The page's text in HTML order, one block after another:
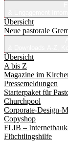
Übersicht
Neue pastorale
Übersicht
A bis Z
Magazine im
Pressemeldungen
Starterpaket für
Churchpool
Corporate-Design-
Copyshop
FLIB –
Flüchtlingshilfe